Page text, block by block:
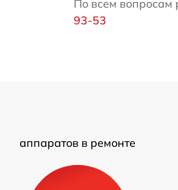
По всем вопросам
93-53
аппаратов в ремонте